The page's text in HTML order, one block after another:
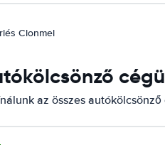
Clonmel
az összes